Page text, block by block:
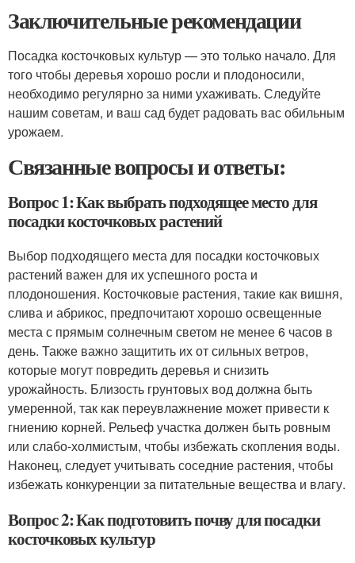
Заключительные рекомендации
Посадка косточковых культур — это только начало. Для
того чтобы деревья хорошо росли и плодоносили,
необходимо регулярно за ними ухаживать. Следуйте
нашим советам, и ваш сад будет радовать вас обильным
урожаем.
Связанные вопросы и ответы:
Вопрос 1: Как выбрать подходящее место для
посадки косточковых растений
Выбор подходящего места для посадки косточковых
растений важен для их успешного роста и
плодоношения. Косточковые растения, такие как вишня,
слива и абрикос, предпочитают хорошо освещенные
места с прямым солнечным светом не менее 6 часов в
день. Также важно защитить их от сильных ветров,
которые могут повредить деревья и снизить
урожайность. Близость грунтовых вод должна быть
умеренной, так как переувлажнение может привести к
гниению корней. Рельеф участка должен быть ровным
или слабо-холмистым, чтобы избежать скопления воды.
Наконец, следует учитывать соседние растения, чтобы
избежать конкуренции за питательные вещества и влагу.
Вопрос 2: Как подготовить почву для посадки
косточковых культур